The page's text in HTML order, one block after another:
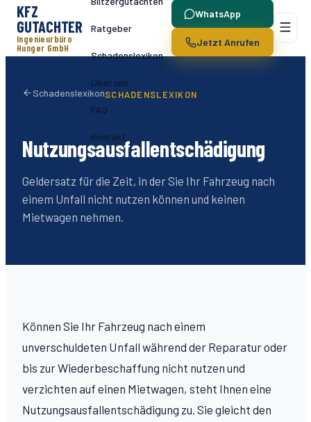
KFZ
GUTACHTER
Ingenieurbüro
Hunger GmbH
Ratgeber
Schadenslexikon
Über uns
FAQ
Kontakt
WhatsApp
Jetzt Anrufen
SchadenslexikonSCHADENSLEXIKON
Nutzungsausfallentschädigung
Geldersatz für die Zeit, in der Sie Ihr Fahrzeug nach
einem Unfall nicht nutzen können und keinen
Mietwagen nehmen.
Können Sie Ihr Fahrzeug nach einem
unverschuldeten Unfall während der Reparatur oder
bis zur Wiederbeschaffung nicht nutzen und
verzichten auf einen Mietwagen, steht Ihnen eine
Nutzungsausfallentschädigung zu. Sie gleicht den